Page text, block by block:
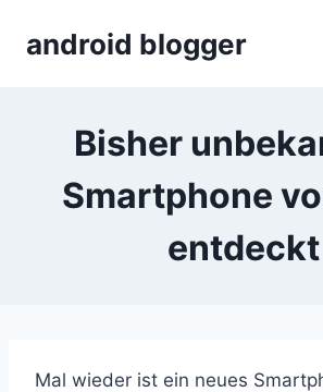
android blogger
Bisher
Smartphone
entdeckt
Mal wieder ist ein neues